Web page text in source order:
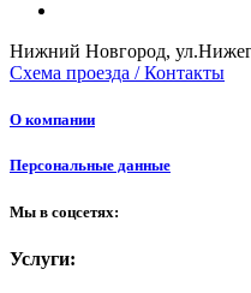
Нижний Новгород,
Схема проезда / Контакты
О компании
Персональные данные
Мы в соцсетях:
Услуги: